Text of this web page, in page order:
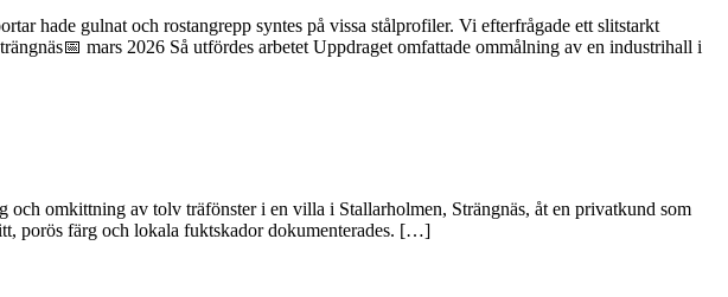
hade gulnat och rostangrepp syntes på vissa stålprofiler. Vi efterfrågade ett slitstarkt
mars 2026 Så utfördes arbetet Uppdraget omfattade ommålning av en industrihall i
omkittning av tolv träfönster i en villa i Stallarholmen, Strängnäs, åt en privatkund som
porös färg och lokala fuktskador dokumenterades. […]